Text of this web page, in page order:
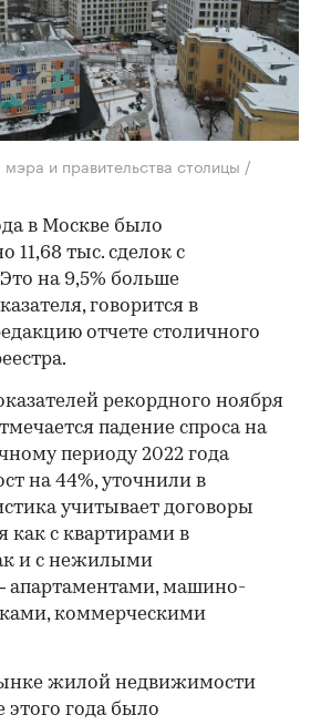
и правительства столицы /
в Москве было
11,68 тыс. сделок c
на 9,5% больше
говорится в
отчете столичного
рекордного ноября
падение спроса на
периоду 2022 года
на 44%, уточнили в
учитывает договоры
как с квартирами в
и с нежилыми
машино-
коммерческими
жилой недвижимости
года было